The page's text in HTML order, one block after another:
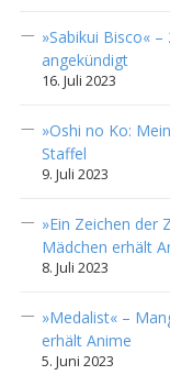
»Sabikui Bisco«
angekündigt
16. Juli 2023
»Oshi no Ko:
Staffel
9. Juli 2023
»Ein Zeichen der
Mädchen erhält
8. Juli 2023
»Medalist« –
erhält Anime
5. Juni 2023